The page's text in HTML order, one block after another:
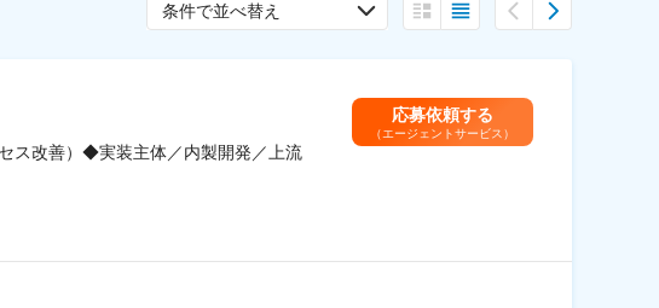
条件で並べ替え
ス改善）◆実装主体／内製開発／上流
応募依頼する
（エージェントサービス）